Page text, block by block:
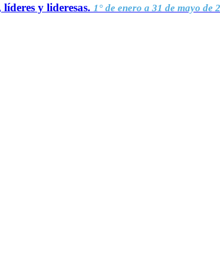
y lideresas. 1° de enero a 31 de mayo de